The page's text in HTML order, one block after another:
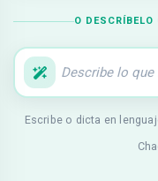
O
Escribe o dicta en